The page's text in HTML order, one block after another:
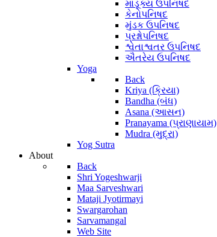
માંડૂક્ય ઉપનિષદ
કેનોપનિષદ
મુંડક ઉપનિષદ
પ્રશ્નોપનિષદ
શ્વેતાશ્વતર ઉપનિષદ
ઐતરેય ઉપનિષદ
Yoga
Back
Kriya (ક્રિયા)
Bandha (બંધ)
Asana (આસન)
Pranayama (પ્રાણાયામ)
Mudra (મુદ્રા)
Yog Sutra
About
Back
Shri Yogeshwarji
Maa Sarveshwari
Mataji Jyotirmayi
Swargarohan
Sarvamangal
Web Site